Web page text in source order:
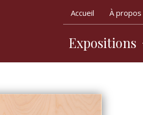
Accueil À propos
Expositions